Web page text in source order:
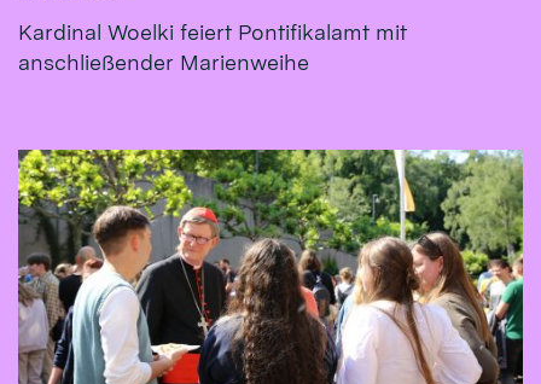
Kardinal Woelki feiert Pontifikalamt mit
anschließender Marienweihe